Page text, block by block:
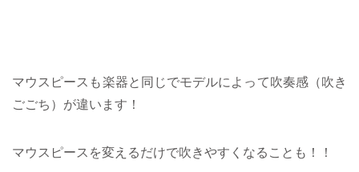
マウスピースも楽器と同じでモデルによって吹奏感（吹き
ごごち）が違います！
マウスピースを変えるだけで吹きやすくなることも！！